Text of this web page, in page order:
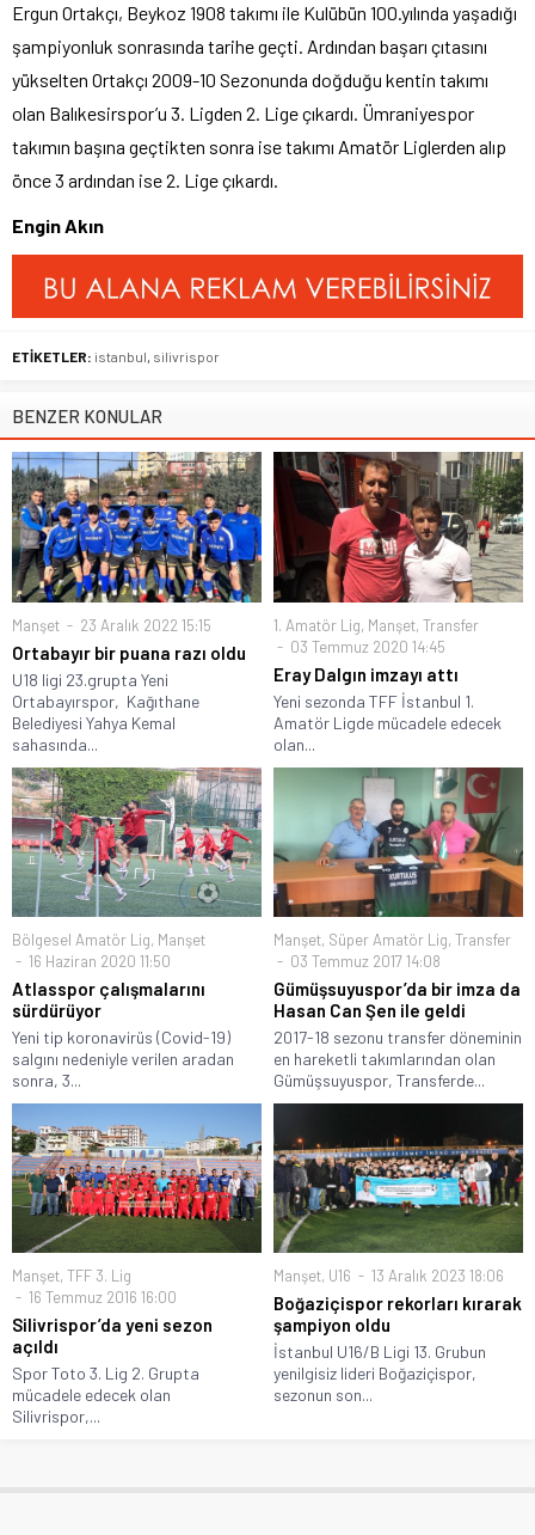
Ergun Ortakçı, Beykoz 1908 takımı ile Kulübün 100.yılında yaşadığı
şampiyonluk sonrasında tarihe geçti. Ardından başarı çıtasını
yükselten Ortakçı 2009-10 Sezonunda doğduğu kentin takımı
olan Balıkesirspor’u 3. Ligden 2. Lige çıkardı. Ümraniyespor
takımın başına geçtikten sonra ise takımı Amatör Liglerden alıp
önce 3 ardından ise 2. Lige çıkardı.
Engin Akın
ETİKETLER: istanbul, silivrispor
BENZER KONULAR
Manşet 23 Aralık 2022 15:15
Ortabayır bir puana razı oldu
U18 ligi 23.grupta Yeni
Ortabayırspor, Kağıthane
Belediyesi Yahya Kemal
sahasında...
1. Amatör Lig, Manşet, Transfer
03 Temmuz 2020 14:45
Eray Dalgın imzayı attı
Yeni sezonda TFF İstanbul 1.
Amatör Ligde mücadele edecek
olan...
Bölgesel Amatör Lig, Manşet
16 Haziran 2020 11:50
Atlasspor çalışmalarını
sürdürüyor
Yeni tip koronavirüs (Covid-19)
salgını nedeniyle verilen aradan
sonra, 3...
Manşet, Süper Amatör Lig, Transfer
03 Temmuz 2017 14:08
Gümüşsuyuspor’da bir imza da
Hasan Can Şen ile geldi
2017-18 sezonu transfer döneminin
en hareketli takımlarından olan
Gümüşsuyuspor, Transferde...
Manşet, TFF 3. Lig
16 Temmuz 2016 16:00
Silivrispor’da yeni sezon
açıldı
Spor Toto 3. Lig 2. Grupta
mücadele edecek olan
Silivrispor,...
Manşet, U16 13 Aralık 2023 18:06
Boğaziçispor rekorları kırarak
şampiyon oldu
İstanbul U16/B Ligi 13. Grubun
yenilgisiz lideri Boğaziçispor,
sezonun son...